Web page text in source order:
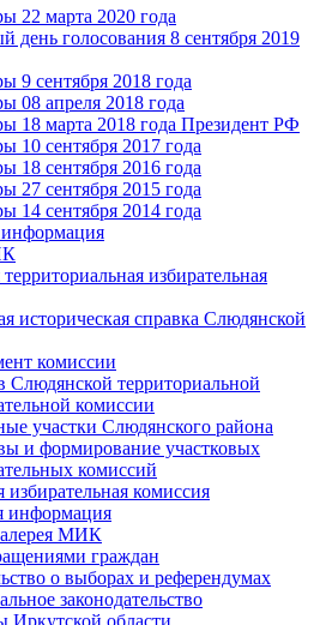
22 марта 2020 года
день голосования 8 сентября 2019
9 сентября 2018 года
08 апреля 2018 года
18 марта 2018 года Президент РФ
10 сентября 2017 года
18 сентября 2016 года
27 сентября 2015 года
14 сентября 2014 года
информация
избирательная
историческая справка Слюдянской
комиссии
Слюдянской территориальной
комиссии
участки Слюдянского района
и формирование участковых
комиссий
комиссия
информация
МИК
граждан
о выборах и референдумах
законодательство
Иркутской области